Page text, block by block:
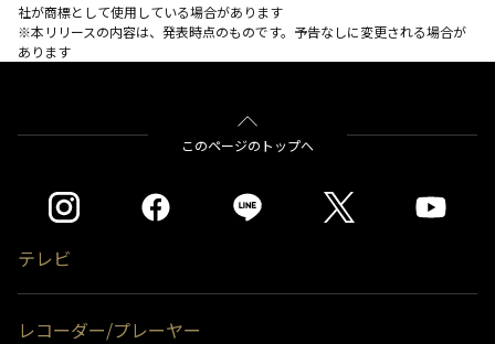
社が商標として使用している場合があります
※本リリースの内容は、発表時点のものです。予告なしに変更される場合が
あります
このページのトップへ
テレビ
レコーダー/プレーヤー